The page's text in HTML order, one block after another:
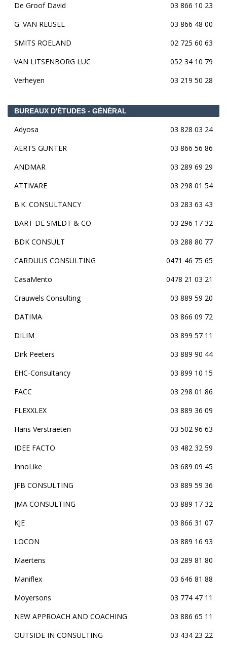
De Groof David
03 866 10 23
G. VAN REUSEL
03 866 48 00
SMITS ROELAND
02 725 60 63
VAN LITSENBORG LUC
052 34 10 79
Verheyen
03 219 50 28
BUREAUX D'ÉTUDES - GÉNÉRAL
Adyosa
03 828 03 24
AERTS GUNTER
03 866 56 86
ANDMAR
03 289 69 29
ATTIVARE
03 298 01 54
B.K. CONSULTANCY
03 283 63 43
BART DE SMEDT & CO
03 296 17 32
BDK CONSULT
03 288 80 77
CARDUUS CONSULTING
0471 46 75 65
CasaMento
0478 21 03 21
Crauwels Consulting
03 889 59 20
DATIMA
03 866 09 72
DILIM
03 899 57 11
Dirk Peeters
03 889 90 44
EHC-Consultancy
03 899 10 15
FACC
03 298 01 86
FLEXXLEX
03 889 36 09
Hans Verstraeten
03 502 96 63
IDEE FACTO
03 482 32 59
InnoLike
03 689 09 45
JFB CONSULTING
03 889 59 36
JMA CONSULTING
03 889 17 32
KJE
03 866 31 07
LOCON
03 889 16 93
Maertens
03 289 81 80
Maniflex
03 646 81 88
Moyersons
03 774 47 11
NEW APPROACH AND COACHING
03 886 65 11
OUTSIDE IN CONSULTING
03 434 23 22